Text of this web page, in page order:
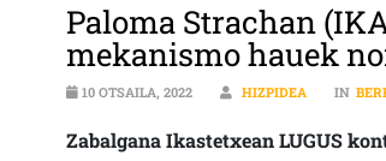
Paloma Strachan
mekanismo hauek
10 OTSAILA, 2022 HIZPIDEA IN
Zabalgana Ikastetxean LUGUS